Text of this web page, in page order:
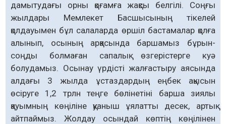
дамытудағы орны қоғамға жақсы белгілі. Соңғы
жылдары Мемлекет Басшысының тікелей
қолдауымен бұл салаларда өршіл бастамалар қолға
алынып, осының арқасында баршамыз бұрын-
соңды болмаған сапалық өзгерістерге куә
болудамыз. Осынау үрдісті жалғастыру аясында
алдағы 3 жылда ұстаздардың еңбек ақысын
өсіруге 1,2 трлн теңге бөлінетіні барша зиялы
қауымның көңіліне қуаныш ұялатты десек, артық
айтпаймыз. Жолдау осындай көптің көңілінен